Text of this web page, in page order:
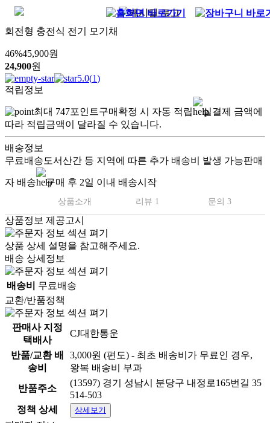
회전형 충전식 전기 모기채
46%45,900원
24,900원
5.0(1)
적립정보
최대 747포인트구매확정 시 자동 적립
실결제 금액에
따라 적립금액이 달라질 수 있습니다.
배송정보
무료배송도서산간 등 지역에 따른 추가 배송비 발생 가능판매
자 배송 구매 후 2일 이내 배송시작
상품소개 리뷰 1 문의 3
상품정보 제공고시
상품 상세 설명을 참고해주세요.
배송 상세정보
배송비
무료배송
교환/반품정책
판매사 지정
택배사
CJ대한통운
반품/교환 배
송비
3,000원 (편도) - 최초 배송비가 무료인 경우,
왕복 배송비 부과
반품주소
(13597) 경기 성남시 분당구 내정로165번길 35
514-503
정책 상세
상세보기